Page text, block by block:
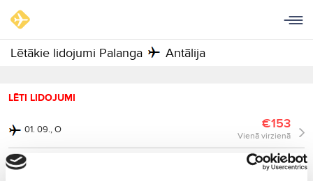
Lētākie lidojumi Palanga Antālija
LĒTI LIDOJUMI
01. 09., O €153
Vienā virzienā
16. 10., Pk €214
Vienā virzienā